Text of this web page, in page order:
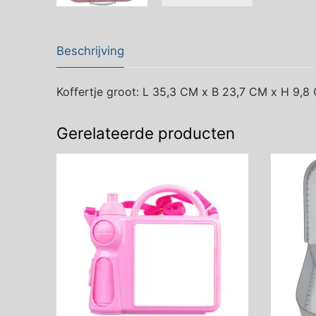
Beschrijving
Koffertje groot: L 35,3 CM x B 23,7 CM x H 9,8
Gerelateerde producten